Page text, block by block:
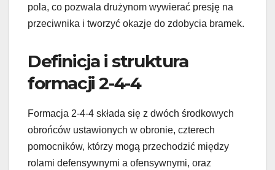
pola, co pozwala drużynom wywierać presję na
przeciwnika i tworzyć okazje do zdobycia bramek.
Definicja i struktura
formacji 2-4-4
Formacja 2-4-4 składa się z dwóch środkowych
obrońców ustawionych w obronie, czterech
pomocników, którzy mogą przechodzić między
rolami defensywnymi a ofensywnymi, oraz